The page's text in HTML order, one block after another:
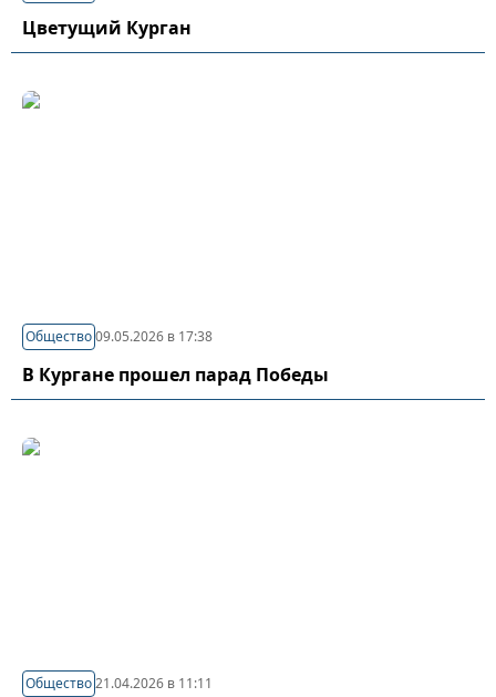
Цветущий Курган
Общество09.05.2026 в 17:38
В Кургане прошел парад Победы
Общество21.04.2026 в 11:11